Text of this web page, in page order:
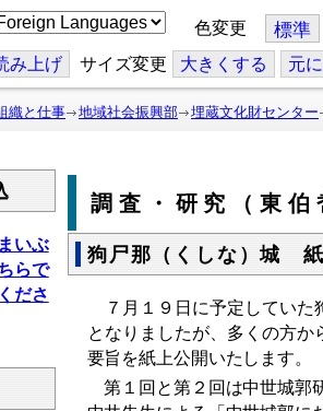
色変更 標準
み上げ サイズ変更 大きくする 元
織と仕事 地域社会振興部 埋蔵文化財センター
いぶ
らで
ださ
調査・研究（東伯
狗尸那（くしな）城
７月１９日に予定していた
となりましたが、多くの方
要旨を紙上公開いたします。
第１回と第２回は中世城郭